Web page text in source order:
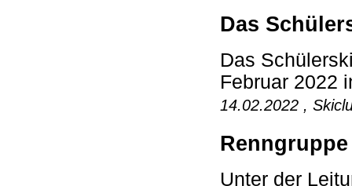
Das
Das
Februar 2022
14.02.2022 ,
Unter der